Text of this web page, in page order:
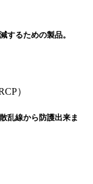
するための製品。
）
乱線から防護出来ま